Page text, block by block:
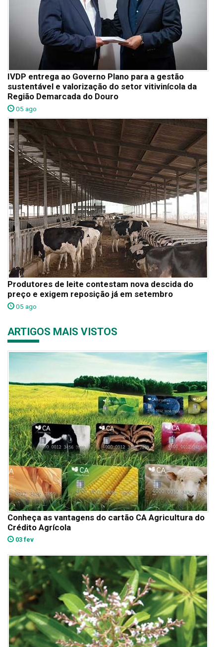
IVDP entrega ao Governo Plano para a gestão
sustentável e valorização do setor vitivinícola da
Região Demarcada do Douro
05 ago
Produtores de leite contestam nova descida do
preço e exigem reposição já em setembro
05 ago
ARTIGOS MAIS VISTOS
Conheça as vantagens do cartão CA Agricultura do
Crédito Agrícola
03 fev